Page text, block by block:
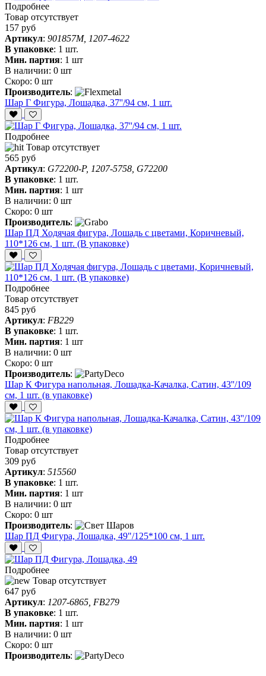
Подробнее
Товар отсутствует
157 руб
Артикул: 901857M, 1207-4622
В упаковке: 1 шт.
Мин. партия: 1 шт
В наличии: 0 шт
Скоро: 0 шт
Производитель:
Шар Г Фигура, Лошадка, 37''/94 см, 1 шт.
Подробнее
Товар отсутствует
565 руб
Артикул: G72200-P, 1207-5758, G72200
В упаковке: 1 шт.
Мин. партия: 1 шт
В наличии: 0 шт
Скоро: 0 шт
Производитель:
Шар ПД Ходячая фигура, Лошадь с цветами, Коричневый,
110*126 см, 1 шт. (В упаковке)
Подробнее
Товар отсутствует
845 руб
Артикул: FB229
В упаковке: 1 шт.
Мин. партия: 1 шт
В наличии: 0 шт
Скоро: 0 шт
Производитель:
Шар К Фигура напольная, Лошадка-Качалка, Сатин, 43''/109
см, 1 шт. (в упаковке)
Подробнее
Товар отсутствует
309 руб
Артикул: 515560
В упаковке: 1 шт.
Мин. партия: 1 шт
В наличии: 0 шт
Скоро: 0 шт
Производитель:
Шар ПД Фигура, Лошадка, 49"/125*100 см, 1 шт.
Подробнее
Товар отсутствует
647 руб
Артикул: 1207-6865, FB279
В упаковке: 1 шт.
Мин. партия: 1 шт
В наличии: 0 шт
Скоро: 0 шт
Производитель: